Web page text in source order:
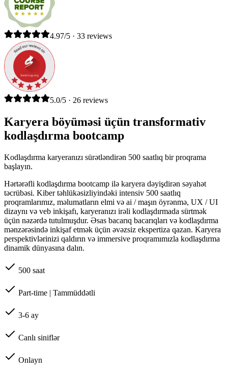
4.97/5 · 33 reviews
5.0/5 · 26 reviews
Karyera böyüməsi üçün transformativ
kodlaşdırma bootcamp
Kodlaşdırma karyeranızı sürətləndirən 500 saatlıq bir proqrama
başlayın.
Hərtərəfli kodlaşdırma bootcamp ilə karyera dəyişdirən səyahət
təcrübəsi. Kiber təhlükəsizliyindəki intensiv 500 saatlıq
proqramlarımız, məlumatların elmi və ai / maşın öyrənmə, UX / UI
dizaynı və veb inkişafı, karyeranızı irəli kodlaşdırmada sürtmək
üçün nəzərdə tutulmuşdur. Əsas bacarıq bacarıqları və kodlaşdırma
mənzərəsində inkişaf etmək üçün əvəzsiz ekspertiza qazan. Karyera
perspektivlərinizi qaldırın və immersive proqramımızla kodlaşdırma
dinamik dünyasına dalın.
500 saat
Part-time | Tammüddətli
3-6 ay
Canlı siniflər
Onlayn